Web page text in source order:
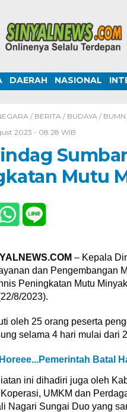
DAERAH NASIONAL
/ BERITA/ BUDAYA/ BUMN
2023 - 08:28 WIB
Mutu
– Kepala
dan Pengembangan
Peningkatan Mutu
8/2023).
oleh 25 orang peserta
selama 4 hari mulai dari
Horeee...Pemerintah Batal
ini dihadiri juga oleh
UMKM dan
Nagari Sungai Duo yang